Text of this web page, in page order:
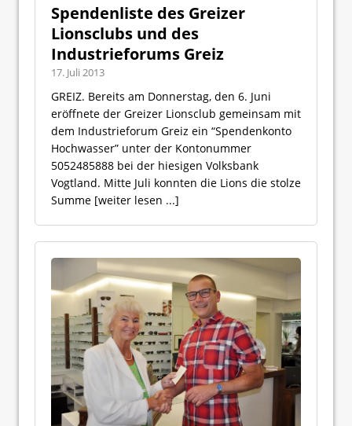
Spendenliste des Greizer
Lionsclubs und des
Industrieforums Greiz
17. Juli 2013
GREIZ. Bereits am Donnerstag, den 6. Juni
eröffnete der Greizer Lionsclub gemeinsam mit
dem Industrieforum Greiz ein “Spendenkonto
Hochwasser” unter der Kontonummer
5052485888 bei der hiesigen Volksbank
Vogtland. Mitte Juli konnten die Lions die stolze
Summe [weiter lesen ...]